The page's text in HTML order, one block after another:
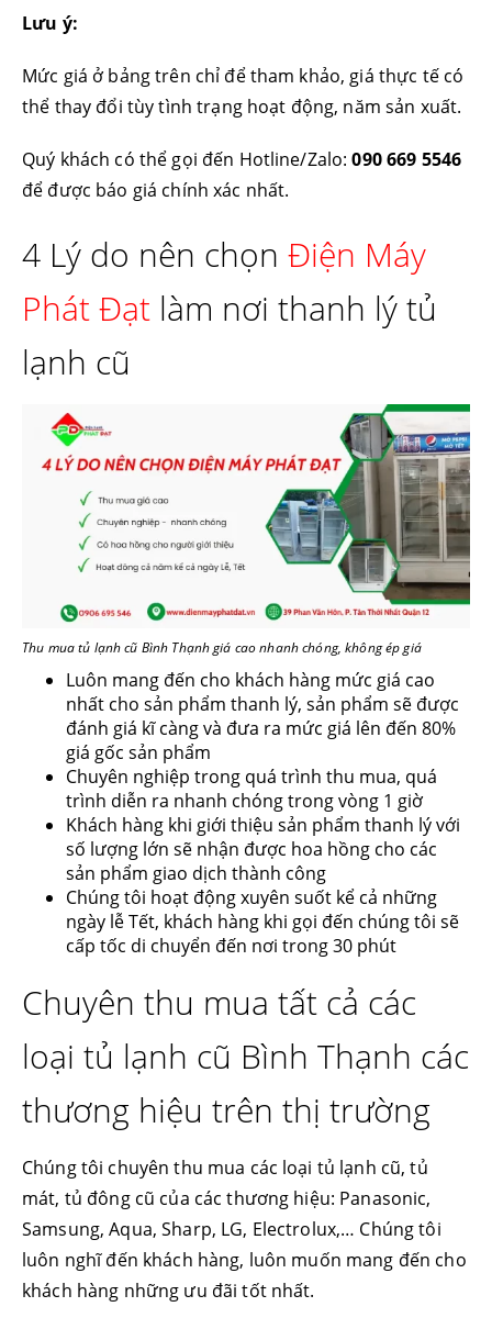
Lưu ý:
Mức giá ở bảng trên chỉ để tham khảo, giá thực tế có
thể thay đổi tùy tình trạng hoạt động, năm sản xuất.
Quý khách có thể gọi đến Hotline/Zalo:090 669 5546
để được báo giá chính xác nhất.
4 Lý do nên chọn Điện Máy
Phát Đạt làm nơi thanh lý tủ
lạnh cũ
Thu mua tủ lạnh cũ Bình Thạnh giá cao nhanh chóng, không ép giá
Luôn mang đến cho khách hàng mức giá cao
nhất cho sản phẩm thanh lý, sản phẩm sẽ được
đánh giá kĩ càng và đưa ra mức giá lên đến 80%
giá gốc sản phẩm
Chuyên nghiệp trong quá trình thu mua, quá
trình diễn ra nhanh chóng trong vòng 1 giờ
Khách hàng khi giới thiệu sản phẩm thanh lý với
số lượng lớn sẽ nhận được hoa hồng cho các
sản phẩm giao dịch thành công
Chúng tôi hoạt động xuyên suốt kể cả những
ngày lễ Tết, khách hàng khi gọi đến chúng tôi sẽ
cấp tốc di chuyển đến nơi trong 30 phút
Chuyên thu mua tất cả các
loại tủ lạnh cũ Bình Thạnh các
thương hiệu trên thị trường
Chúng tôi chuyên thu mua các loại tủ lạnh cũ, tủ
mát, tủ đông cũ của các thương hiệu: Panasonic,
Samsung, Aqua, Sharp, LG, Electrolux,… Chúng tôi
luôn nghĩ đến khách hàng, luôn muốn mang đến cho
khách hàng những ưu đãi tốt nhất.